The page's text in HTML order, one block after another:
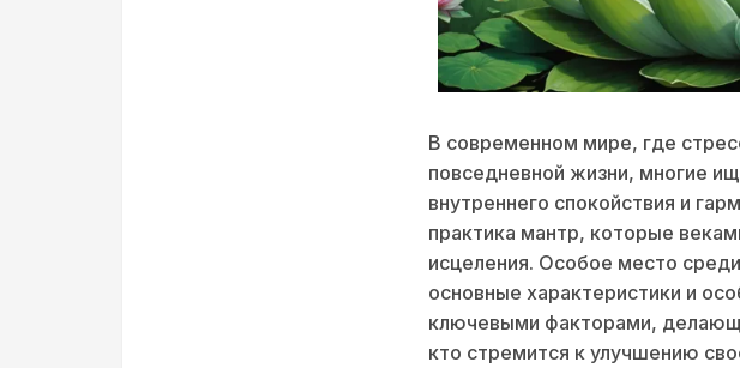
В современном мире, где
повседневной жизни, многие
внутреннего спокойствия и
практика мантр, которые
исцеления. Особое место
основные характеристики и
ключевыми факторами,
кто стремится к улучшению